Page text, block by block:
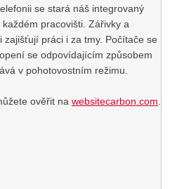
se stará náš integrovaný
pracovišti. Zářivky a
práci i za tmy. Počítače se
se odpovídajícím způsobem
v pohotovostním režimu.
ověřit na websitecarbon.com